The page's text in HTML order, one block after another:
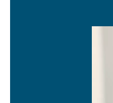
Husvagnsförsäkring